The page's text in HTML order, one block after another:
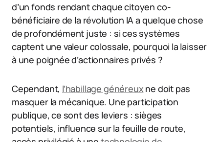
d’un fonds rendant chaque citoyen co-
bénéficiaire de la révolution IA a quelque chose
de profondément juste : si ces systèmes
captent une valeur colossale, pourquoi la laisser
à une poignée d’actionnaires privés ?
Cependant, l’habillage généreux ne doit pas
masquer la mécanique. Une participation
publique, ce sont des leviers : sièges
potentiels, influence sur la feuille de route,